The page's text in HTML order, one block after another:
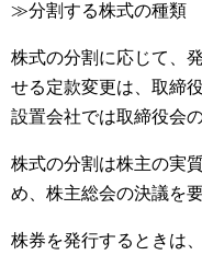
≫分割する株式の種類
株式の分割に応じて、
せる定款変更は、取締
設置会社では取締役会
株式の分割は株主の実
め、株主総会の決議を
株券を発行するときは